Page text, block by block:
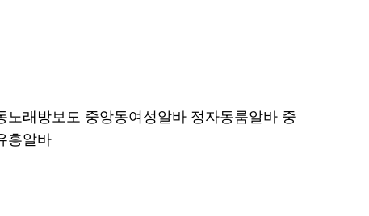
래방보도 중앙동여성알바 정자동룸알바 중
흥알바